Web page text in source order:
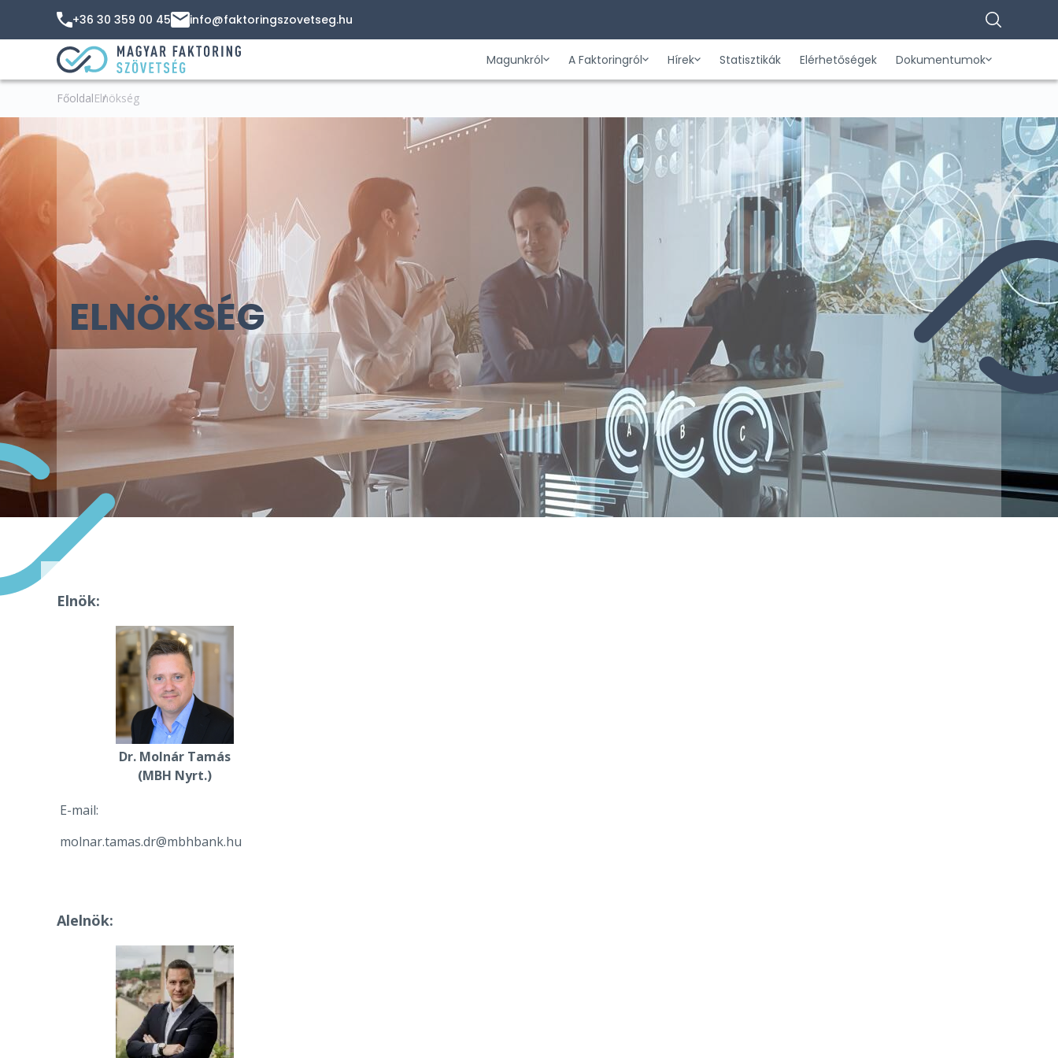
+36 30 359 00 45 info@faktoringszovetseg.hu
Magunkról A Faktoringról Hírek Statisztikák Elérhetőségek Dokumentumok
FőoldalElnökség
ELNÖKSÉG
Elnök:
Dr. Molnár Tamás
(MBH Nyrt.)
E-mail:
molnar.tamas.dr@mbhbank.hu
Alelnök: